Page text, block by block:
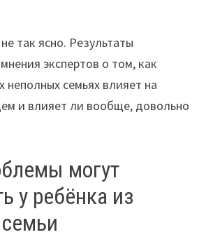
так ясно. Результаты
экспертов о том, как
неполных семьях влияет на
и влияет ли вообще, довольно
могут
у ребёнка из